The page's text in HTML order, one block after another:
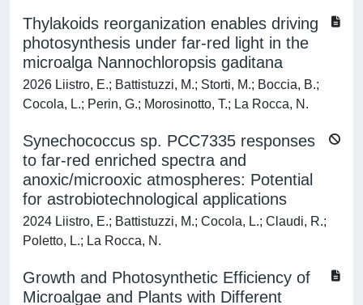
Thylakoids reorganization enables driving
photosynthesis under far-red light in the
microalga Nannochloropsis gaditana
2026 Liistro, E.; Battistuzzi, M.; Storti, M.; Boccia, B.;
Cocola, L.; Perin, G.; Morosinotto, T.; La Rocca, N.
Synechococcus sp. PCC7335 responses
to far-red enriched spectra and
anoxic/microoxic atmospheres: Potential
for astrobiotechnological applications
2024 Liistro, E.; Battistuzzi, M.; Cocola, L.; Claudi, R.;
Poletto, L.; La Rocca, N.
Growth and Photosynthetic Efficiency of
Microalgae and Plants with Different